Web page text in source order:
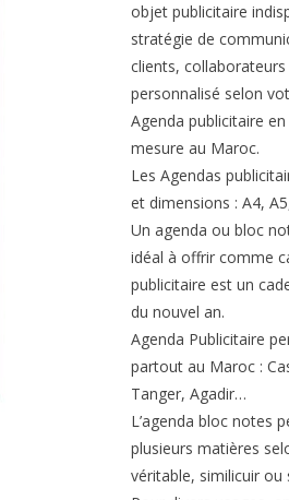
objet publicitaire
stratégie de
clients,
personnalisé selon
Agenda publicitaire
mesure au Maroc.
Les Agendas
et dimensions : A4,
Un agenda ou bloc
idéal à offrir comme
publicitaire est un
du nouvel an.
Agenda Publicitaire
partout au Maroc :
Tanger, Agadir…
L’agenda bloc notes
plusieurs matières
véritable, similicuir ou